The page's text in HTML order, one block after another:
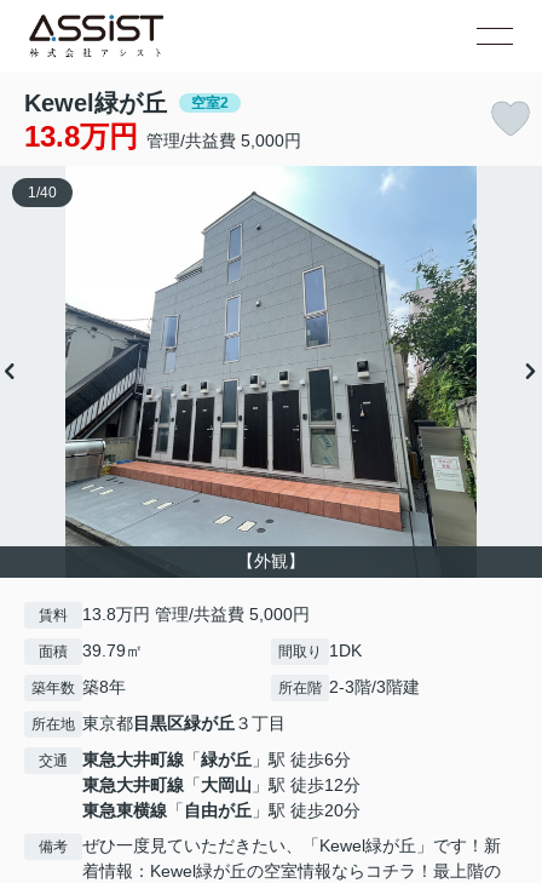
Kewel緑が丘 空室2
13.8万円 管理/共益費 5,000円
【外観】
1 /40
賃料 13.8万円 管理/共益費 5,000円
面積 39.79㎡ 間取り 1DK
築年数 築8年 所在階 2-3階/3階建
所在地 東京都目黒区緑が丘 ３丁目
交通 東急大井町線 「緑が丘 」駅 徒歩6分
東急大井町線 「大岡山 」駅 徒歩12分
東急東横線 「 自由が丘 」駅 徒歩20分
備考
ぜひ一度見ていただきたい、「Kewel緑が丘」です！新
着情報：Kewel緑が丘の空室情報ならコチラ！最上階の